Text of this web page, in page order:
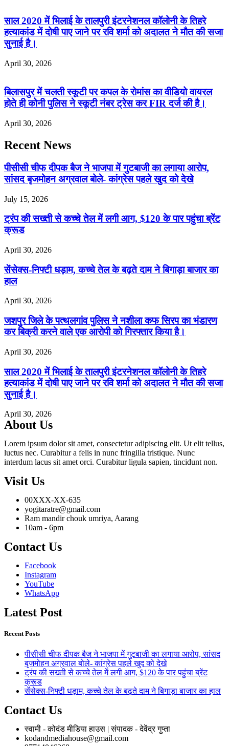
साल 2020 में भिलाई के तालपुरी इंटरनेशनल कॉलोनी के तिहरे
हत्याकांड में दोषी पाए जाने पर रवि शर्मा को अदालत ने मौत की सजा
सुनाई है।
April 30, 2026
बिलासपुर में चलती स्कूटी पर कपल के रोमांस का वीडियो वायरल
होते ही कोनी पुलिस ने स्कूटी नंबर ट्रेस कर FIR दर्ज की है।
April 30, 2026
Recent News
पीसीसी चीफ दीपक बैज ने भाजपा में गुटबाजी का लगाया आरोप,
सांसद बृजमोहन अग्रवाल बोले- कांग्रेस पहले खुद को देखे
July 15, 2026
ट्रंप की सख्ती से कच्चे तेल में लगी आग, $120 के पार पहुंचा ब्रेंट
क्रूड
April 30, 2026
सेंसेक्स-निफ्टी धड़ाम, कच्चे तेल के बढ़ते दाम ने बिगाड़ा बाजार का
हाल
April 30, 2026
जशपुर जिले के पत्थलगांव पुलिस ने नशीला कफ सिरप का भंडारण
कर बिक्री करने वाले एक आरोपी को गिरफ्तार किया है।
April 30, 2026
साल 2020 में भिलाई के तालपुरी इंटरनेशनल कॉलोनी के तिहरे
हत्याकांड में दोषी पाए जाने पर रवि शर्मा को अदालत ने मौत की सजा
सुनाई है।
April 30, 2026
About Us
Lorem ipsum dolor sit amet, consectetur adipiscing elit. Ut elit tellus,
luctus nec. Curabitur a felis in nunc fringilla tristique. Nunc
interdum lacus sit amet orci. Curabitur ligula sapien, tincidunt non.
Visit Us
00XXX-XX-635
yogitaratre@gmail.com
Ram mandir chouk umriya, Aarang
10am - 6pm
Contact Us
Facebook
Instagram
YouTube
WhatsApp
Latest Post
Recent Posts
पीसीसी चीफ दीपक बैज ने भाजपा में गुटबाजी का लगाया आरोप, सांसद
बृजमोहन अग्रवाल बोले- कांग्रेस पहले खुद को देखे
ट्रंप की सख्ती से कच्चे तेल में लगी आग, $120 के पार पहुंचा ब्रेंट
क्रूड
सेंसेक्स-निफ्टी धड़ाम, कच्चे तेल के बढ़ते दाम ने बिगाड़ा बाजार का हाल
Contact Us
स्वामी - कोदंड मीडिया हाउस | संपादक - देवेंद्र गुप्ता
kodandmediahouse@gmail.com